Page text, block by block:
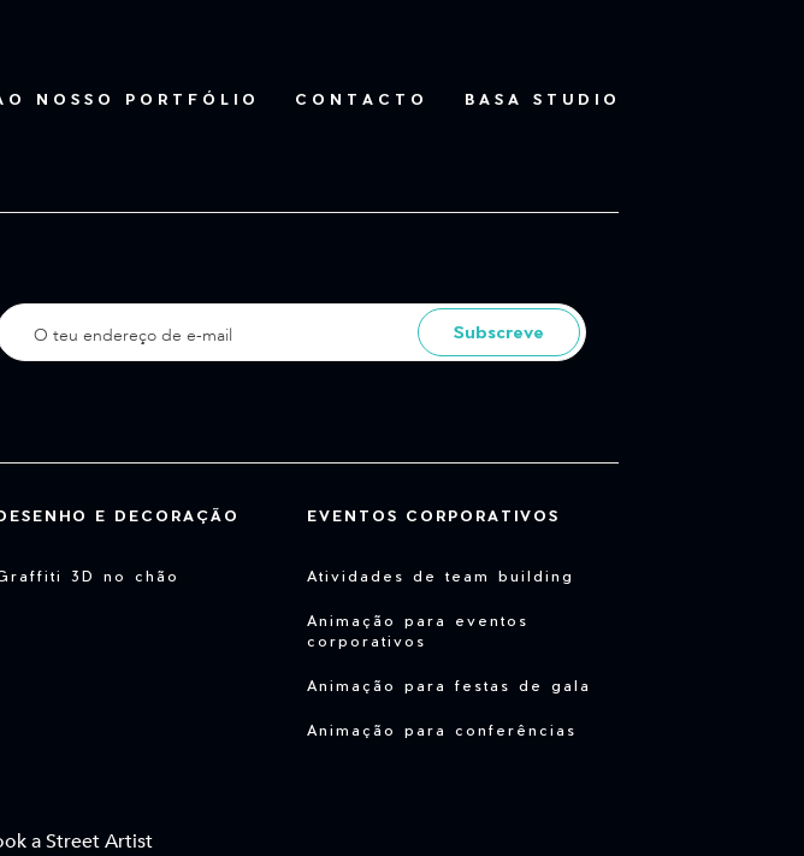
NOSSO PORTFÓLIO CONTACTO BASA STUDIO
Subscreve
E DECORAÇÃO
3D no chão
EVENTOS CORPORATIVOS
Atividades de team building
Animação para eventos
corporativos
Animação para festas de gala
Animação para conferências
a Street Artist